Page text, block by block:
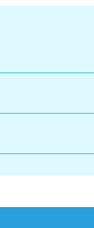
ただいています
用方法につい
ました。